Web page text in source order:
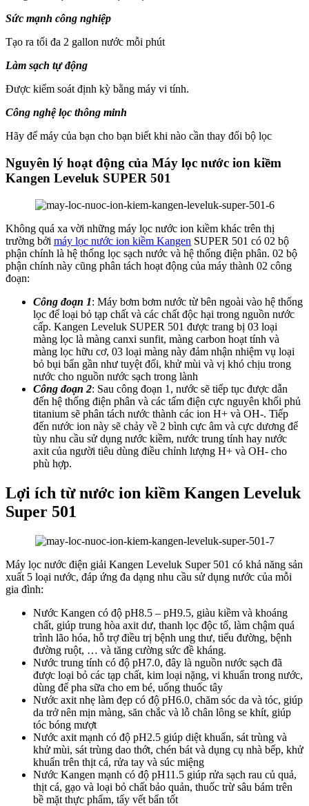
Sức mạnh công nghiệp
Tạo ra tối đa 2 gallon nước mỗi phút
Làm sạch tự động
Được kiểm soát định kỳ bằng máy vi tính.
Công nghệ lọc thông minh
Hãy để máy của bạn cho bạn biết khi nào cần thay đổi bộ lọc
Nguyên lý hoạt động của Máy lọc nước ion kiềm
Kangen Leveluk SUPER 501
Không quá xa vời những máy lọc nước ion kiềm khác trên thị
trường bởi máy lọc nước ion kiềm Kangen SUPER 501 có 02 bộ
phận chính là hệ thống lọc sạch nước và hệ thống điện phân. 02 bộ
phận chính này cũng phân tách hoạt động của máy thành 02 công
đoạn:
Công đoạn 1: Máy bơm bơm nước từ bên ngoài vào hệ thống
lọc để loại bỏ tạp chất và các chất độc hại trong nguồn nước
cấp. Kangen Leveluk SUPER 501 được trang bị 03 loại
màng lọc là màng canxi sunfit, màng carbon hoạt tính và
màng lọc hữu cơ, 03 loại màng này đảm nhận nhiệm vụ loại
bỏ bụi bẩn gần như tuyệt đối, khử mùi và vị khó chịu trong
nước cho nguồn nước sạch trong lành
Công đoạn 2: Sau công đoạn 1, nước sẽ tiếp tục được dẫn
đến hệ thống điện phân và các tấm điện cực nguyên khối phủ
titanium sẽ phân tách nước thành các ion H+ và OH-. Tiếp
đến nước ion này sẽ chảy về 2 bình cực âm và cực dương để
tùy nhu cầu sử dụng nước kiềm, nước trung tính hay nước
axit của người tiêu dùng điều chỉnh lượng H+ và OH- cho
phù hợp.
Lợi ích từ nước ion kiềm Kangen Leveluk
Super 501
Máy lọc nước điện giải Kangen Leveluk Super 501 có khả năng sản
xuất 5 loại nước, đáp ứng đa dạng nhu cầu sử dụng nước của mỗi
gia đình:
Nước Kangen có độ pH8.5 – pH9.5, giàu kiềm và khoáng
chất, giúp trung hòa axit dư, thanh lọc độc tố, làm chậm quá
trình lão hóa, hỗ trợ điều trị bệnh ung thư, tiểu đường, bệnh
đường ruột, … và tăng cường sức đề kháng.
Nước trung tính có độ pH7.0, đây là nguồn nước sạch đã
được loại bỏ các tạp chất, kim loại nặng, vi khuẩn trong nước,
dùng để pha sữa cho em bé, uống thuốc tây
Nước axit nhẹ làm đẹp có độ pH6.0, chăm sóc da và tóc, giúp
da trở nên mịn màng, săn chắc và lỗ chân lông se khít, giúp
tóc bóng mượt
Nước axit mạnh có độ pH2.5 giúp diệt khuẩn, sát trùng và
khử mùi, sát trùng dao thớt, chén bát và dụng cụ nhà bếp, khử
khuẩn trên thịt cá, rửa tay và súc miệng
Nước Kangen mạnh có độ pH11.5 giúp rửa sạch rau củ quả,
thịt cá, gạo và loại bỏ chất bảo quản, thuốc trừ sâu bám trên
bề mặt thực phẩm, tẩy vết bẩn tốt